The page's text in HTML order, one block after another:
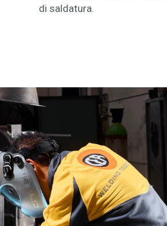
di saldatura.